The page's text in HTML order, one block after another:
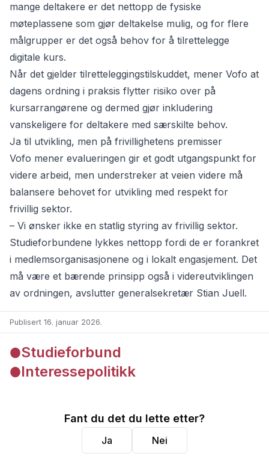
mange deltakere er det nettopp de fysiske
møteplassene som gjør deltakelse mulig, og for flere
målgrupper er det også behov for å tilrettelegge
digitale kurs.
Når det gjelder tilretteleggingstilskuddet, mener Vofo at
dagens ordning i praksis flytter risiko over på
kursarrangørene og dermed gjør inkludering
vanskeligere for deltakere med særskilte behov.
Ja til utvikling, men på frivillighetens premisser
Vofo mener evalueringen gir et godt utgangspunkt for
videre arbeid, men understreker at veien videre må
balansere behovet for utvikling med respekt for
frivillig sektor.
– Vi ønsker ikke en statlig styring av frivillig sektor.
Studieforbundene lykkes nettopp fordi de er forankret
i medlemsorganisasjonene og i lokalt engasjement. Det
må være et bærende prinsipp også i videreutviklingen
av ordningen, avslutter generalsekretær Stian Juell.
Publisert 16. januar 2026.
Studieforbund
Interessepolitikk
Fant du det du lette etter?
Ja Nei